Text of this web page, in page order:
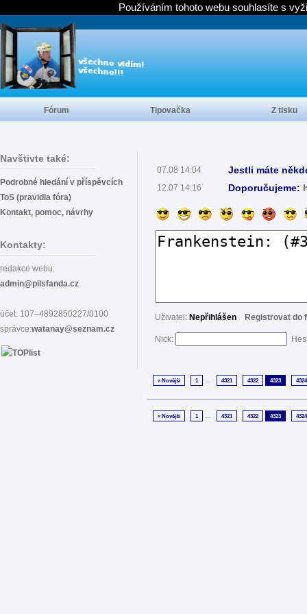
Navštivte také:
Podrobné hledání v příspěvcích
ToS (pravidla fóra)
Kontakt, pomoc, návrhy
Kontakty:
redakce webu:
admin@pilsfanda.cz
účet: 107–4892850227/0100
správce:watanay@seznam.cz
07.08 14:04 Jestli máte
12.07 14:16 Doporučujeme:
Uživatel: Nepřihlášen Registrovat do
Nick:
« Novější 1 ... 4321 4322 4323 4324
« Novější 1 ... 4321 4322 4323 4324
Fórum Tipovačka Z tisku
Používáním tohoto webu souhlasíte s